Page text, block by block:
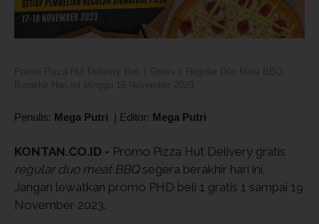
Penulis: Mega Putri | Editor: Mega Putri
KONTAN.CO.ID - Promo Pizza Hut Delivery gratis
regular duo meat BBQsegera berakhir hari ini.
Jangan lewatkan promo PHD beli 1 gratis 1 sampai 19
November 2023.